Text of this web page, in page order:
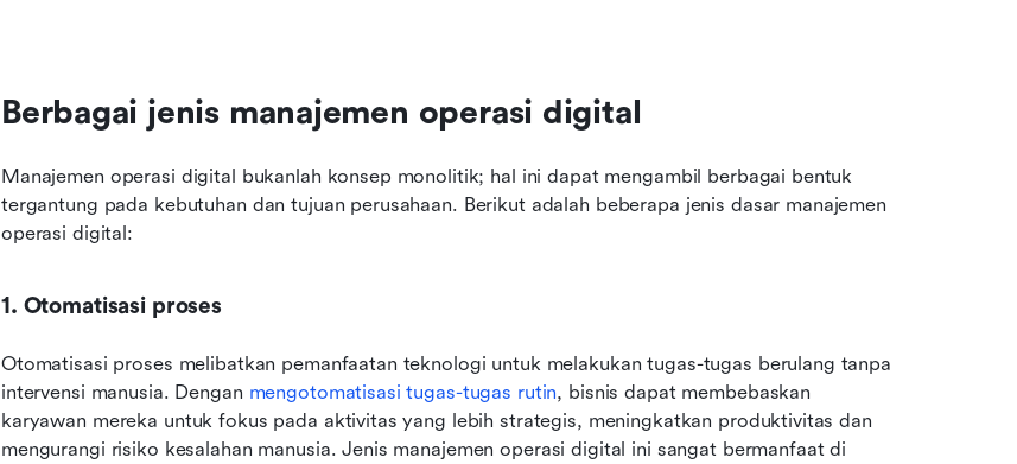
Berbagai jenis manajemen operasi digital
Manajemen operasi digital bukanlah konsep monolitik; hal ini dapat mengambil berbagai bentuk
tergantung pada kebutuhan dan tujuan perusahaan. Berikut adalah beberapa jenis dasar manajemen
operasi digital:
1. Otomatisasi proses
Otomatisasi proses melibatkan pemanfaatan teknologi untuk melakukan tugas-tugas berulang tanpa
intervensi manusia. Dengan mengotomatisasi tugas-tugas rutin, bisnis dapat membebaskan
karyawan mereka untuk fokus pada aktivitas yang lebih strategis, meningkatkan produktivitas dan
mengurangi risiko kesalahan manusia. Jenis manajemen operasi digital ini sangat bermanfaat di